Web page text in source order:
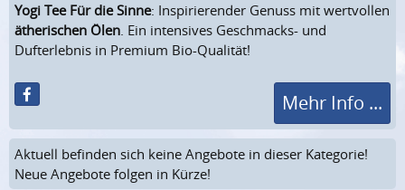
Yogi Tee Für die Sinne: Inspirierender Genuss mit wertvollen
ätherischen Ölen. Ein intensives Geschmacks- und
Dufterlebnis in Premium Bio-Qualität!
Mehr Info ...
Aktuell befinden sich keine Angebote in dieser Kategorie!
Neue Angebote folgen in Kürze!